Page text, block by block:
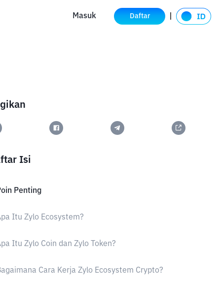
Masuk Daftar
Isi
Penting
Itu Zylo Ecosystem?
Itu Zylo Coin dan Zylo Token?
Cara Kerja Zylo Ecosystem Crypto?